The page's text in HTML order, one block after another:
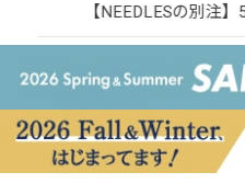
【NEEDLESの別注